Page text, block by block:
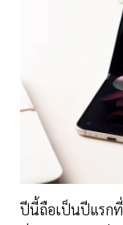
ปีนี้ถือเป็นปีแรกที่